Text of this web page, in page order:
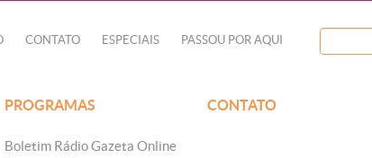
CONTATO ESPECIAIS PASSOU POR AQUI
PROGRAMAS
Boletim Rádio Gazeta Online
CONTATO